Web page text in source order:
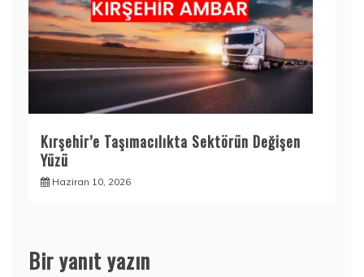
Kırşehir’e Taşımacılıkta Sektörün Değişen
Yüzü
Haziran 10, 2026
Bir yanıt yazın